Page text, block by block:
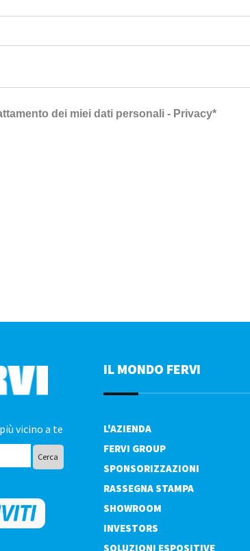
vicino a te
IL MONDO FERVI
L'AZIENDA
FERVI GROUP
SPONSORIZZAZIONI
RASSEGNA STAMPA
SHOWROOM
INVESTORS
SOLUZIONI ESPOSITIVE